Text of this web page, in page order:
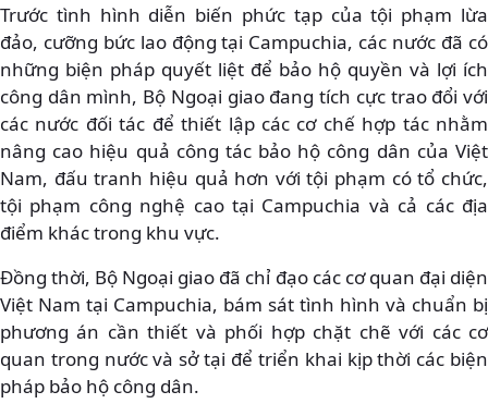
Trước tình hình diễn biến phức tạp của tội phạm lừa
đảo, cưỡng bức lao động tại Campuchia, các nước đã có
những biện pháp quyết liệt để bảo hộ quyền và lợi ích
công dân mình, Bộ Ngoại giao đang tích cực trao đổi với
các nước đối tác để thiết lập các cơ chế hợp tác nhằm
nâng cao hiệu quả công tác bảo hộ công dân của Việt
Nam, đấu tranh hiệu quả hơn với tội phạm có tổ chức,
tội phạm công nghệ cao tại Campuchia và cả các địa
điểm khác trong khu vực.
Đồng thời, Bộ Ngoại giao đã chỉ đạo các cơ quan đại diện
Việt Nam tại Campuchia, bám sát tình hình và chuẩn bị
phương án cần thiết và phối hợp chặt chẽ với các cơ
quan trong nước và sở tại để triển khai kịp thời các biện
pháp bảo hộ công dân.